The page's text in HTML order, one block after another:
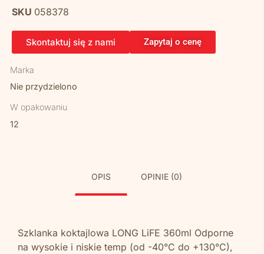
SKU 058378
Skontaktuj się z nami Zapytaj o cenę
Marka
Nie przydzielono
W opakowaniu
12
OPIS OPINIE (0)
Szklanka koktajlowa LONG LiFE 360ml Odporne
na wysokie i niskie temp (od -40°C do +130°C),